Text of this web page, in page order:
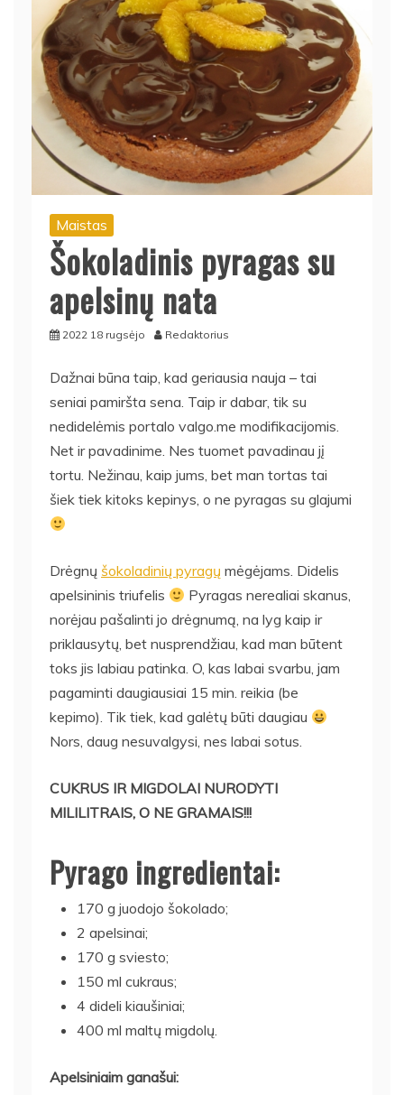
Maistas
Šokoladinis pyragas su
apelsinų nata
2022 18 rugsėjo Redaktorius
Dažnai būna taip, kad geriausia nauja – tai
seniai pamiršta sena. Taip ir dabar, tik su
nedidelėmis portalo valgo.me modifikacijomis.
Net ir pavadinime. Nes tuomet pavadinau jį
tortu. Nežinau, kaip jums, bet man tortas tai
šiek tiek kitoks kepinys, o ne pyragas su glajumi
Drėgnų šokoladinių pyragų mėgėjams. Didelis
apelsininis triufelis
Pyragas nerealiai skanus,
norėjau pašalinti jo drėgnumą, na lyg kaip ir
priklausytų, bet nusprendžiau, kad man būtent
toks jis labiau patinka. O, kas labai svarbu, jam
pagaminti daugiausiai 15 min. reikia (be
kepimo). Tik tiek, kad galėtų būti daugiau
Nors, daug nesuvalgysi, nes labai sotus.
CUKRUS IR MIGDOLAI NURODYTI
MILILITRAIS, O NE GRAMAIS!!!
Pyrago ingredientai:
170 g juodojo šokolado;
2 apelsinai;
170 g sviesto;
150 ml cukraus;
4 dideli kiaušiniai;
400 ml maltų migdolų.
Apelsiniaim ganašui: